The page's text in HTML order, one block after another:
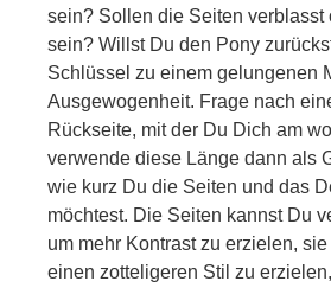
sein? Sollen die Seiten verblasst
sein? Willst Du den Pony
Schlüssel zu einem gelungenen
Ausgewogenheit. Frage nach
Rückseite, mit der Du Dich am
verwende diese Länge dann als
wie kurz Du die Seiten und das
möchtest. Die Seiten kannst Du
um mehr Kontrast zu erzielen,
einen zotteligeren Stil zu